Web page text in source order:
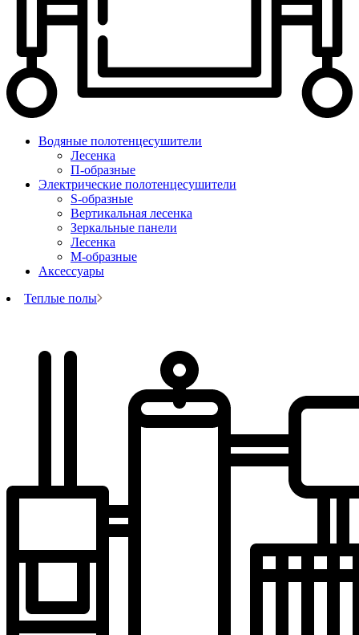
Водяные полотенцесушители
Лесенка
П-образные
Электрические полотенцесушители
S-образные
Вертикальная лесенка
Зеркальные панели
Лесенка
М-образные
Аксессуары
Теплые полы